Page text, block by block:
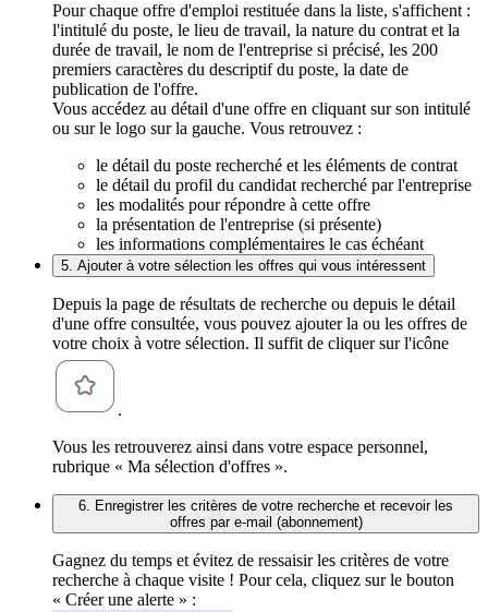
Pour chaque offre d'emploi restituée dans la liste, s'affichent :
l'intitulé du poste, le lieu de travail, la nature du contrat et la
durée de travail, le nom de l'entreprise si précisé, les 200
premiers caractères du descriptif du poste, la date de
publication de l'offre.
Vous accédez au détail d'une offre en cliquant sur son intitulé
ou sur le logo sur la gauche. Vous retrouvez :
le détail du poste recherché et les éléments de contrat
le détail du profil du candidat recherché par l'entreprise
les modalités pour répondre à cette offre
la présentation de l'entreprise (si présente)
les informations complémentaires le cas échéant
5. Ajouter à votre sélection les offres qui vous intéressent
Depuis la page de résultats de recherche ou depuis le détail
d'une offre consultée, vous pouvez ajouter la ou les offres de
votre choix à votre sélection. Il suffit de cliquer sur l'icône
.
Vous les retrouverez ainsi dans votre espace personnel,
rubrique « Ma sélection d'offres ».
6. Enregistrer les critères de votre recherche et recevoir les
offres par e-mail (abonnement)
Gagnez du temps et évitez de ressaisir les critères de votre
recherche à chaque visite ! Pour cela, cliquez sur le bouton
« Créer une alerte » :